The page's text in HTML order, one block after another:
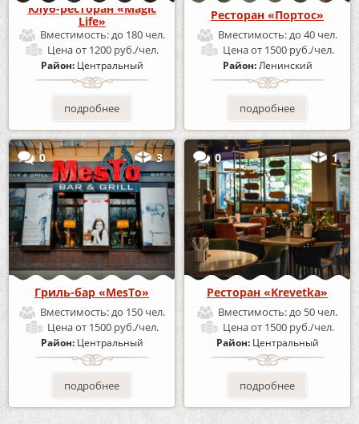
Клуб-ресторан «Magic
Life»
Вместимость:до 180 чел.
Ценаот 1200 руб./чел.
Район: Центральный
подробнее
Ресторан «Портос»
Вместимость:до 40 чел.
Ценаот 1500 руб./чел.
Район:Ленинский
подробнее
0 3
Гриль-бар «MesTo»
Вместимость:до 150 чел.
Ценаот 1500 руб./чел.
Район: Центральный
подробнее
0 1
Ресторан «Krevetka»
Вместимость:до 50 чел.
Ценаот 1500 руб./чел.
Район: Центральный
подробнее